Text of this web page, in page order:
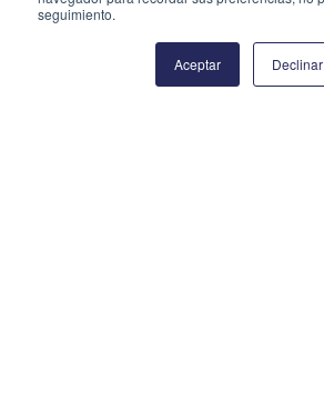
seguimiento.
Aceptar Declinar